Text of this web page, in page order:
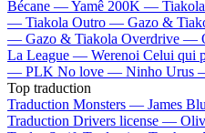
Bécane —Yamê 200K — Tiakola
— Tiakola Outro — Gazo &
— Gazo & Tiakola Overdrive —
La League — Werenoi Celui qui
— PLK No love — Ninho Urus
Top traduction
Traduction Monsters — James
Traduction Drivers license —